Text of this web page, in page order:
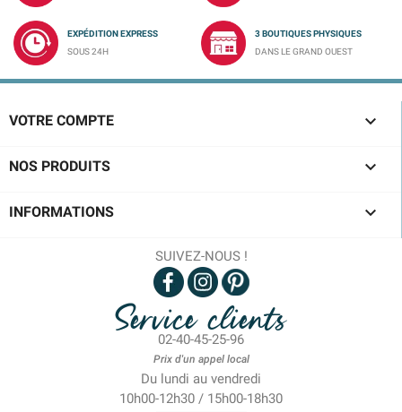
EXPÉDITION EXPRESS
SOUS 24H
3 BOUTIQUES PHYSIQUES
DANS LE GRAND OUEST
VOTRE COMPTE 
NOS PRODUITS 
INFORMATIONS 
SUIVEZ-NOUS !
Service clients
02-40-45-25-96
Prix d'un appel local
Du lundi au vendredi
10h00-12h30 / 15h00-18h30